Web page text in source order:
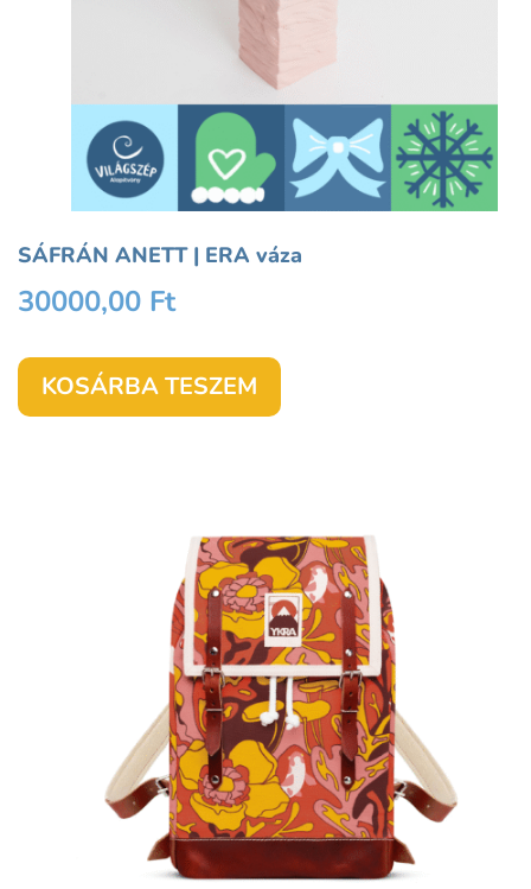
SÁFRÁN ANETT | ERA váza
30000,00 Ft
KOSÁRBA TESZEM